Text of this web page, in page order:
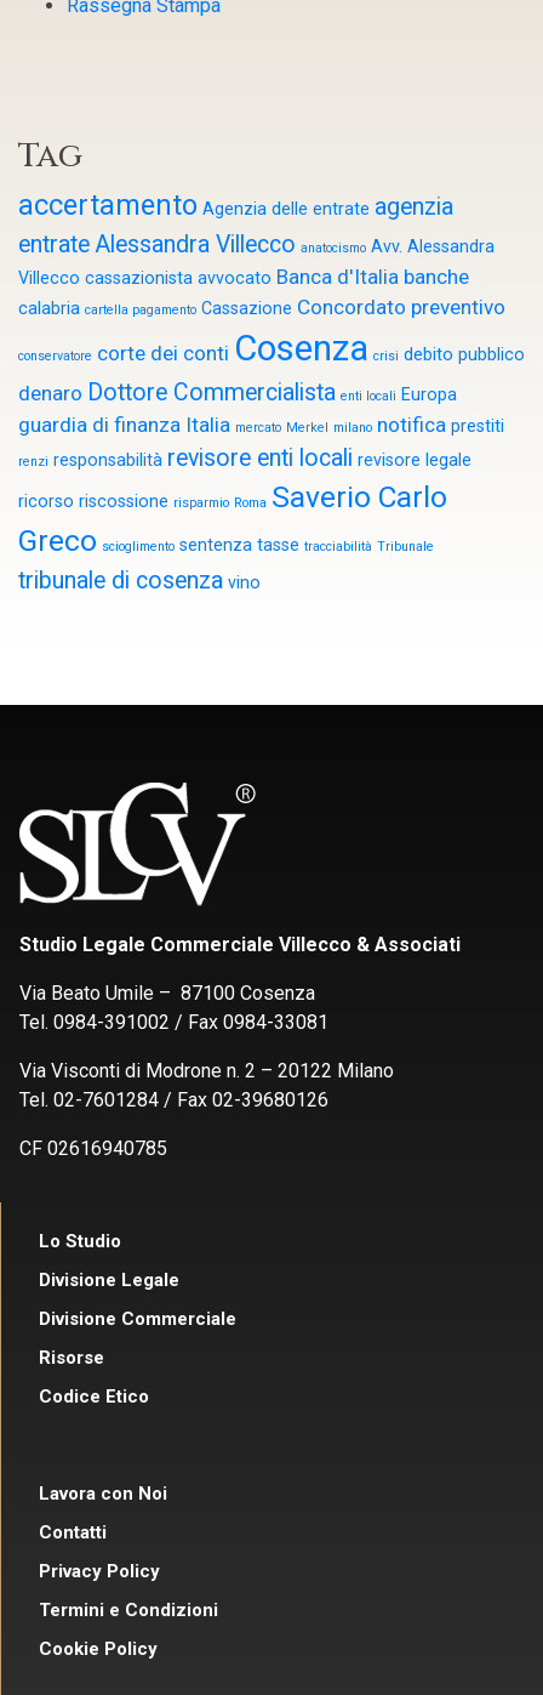
Rassegna Stampa
Tag
accertamento Agenzia delle entrate agenzia
entrateAlessandra Villecco anatocismo Avv. Alessandra
Villecco cassazionista avvocato Banca d'Italia banche
calabria cartella pagamento Cassazione Concordato preventivo
conservatore corte dei conti Cosenza crisi debito pubblico
denaro Dottore Commercialista enti locali Europa
guardia di finanza Italia mercato Merkel milano notifica prestiti
renzi responsabilità revisore enti locali revisore legale
ricorso riscossione risparmio Roma Saverio Carlo
Greco scioglimento sentenza tasse tracciabilità Tribunale
tribunale di cosenza vino
Studio Legale Commerciale Villecco & Associati
Via Beato Umile – 87100 Cosenza
Tel. 0984-391002 / Fax 0984-33081
Via Visconti di Modrone n. 2 – 20122 Milano
Tel. 02-7601284 / Fax 02-39680126
CF 02616940785
Lo Studio
Divisione Legale
Divisione Commerciale
Risorse
Codice Etico
Lavora con Noi
Contatti
Privacy Policy
Termini e Condizioni
Cookie Policy